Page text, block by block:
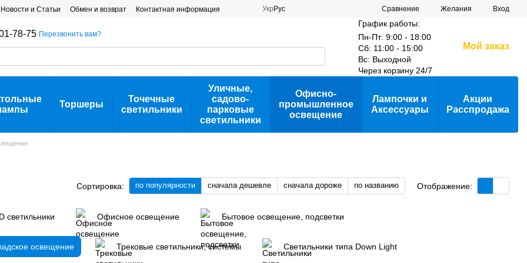
Новости и Статьи Обмен и возврат Контактная информация Укр Рус Сравнение Желания Вход
78-75 Перезвонить вам?
График работы:
Пн-Пт: 9:00 - 18:00
Сб: 11:00 - 15:00
Вс: Выходной
Через корзину 24/7
Мой заказ
Торшеры
Точечные
светильники
Уличные,
садово-
парковые
светильники
Офисно-
промышленное
освещение
Лампочки и
Аксессуары
Акции
Расспродажа
Сортировка: по популярности сначала дешевле сначала дороже по названию Отображение:
светильники Офисное освещение Бытовое освещение, подсветки
освещение Трековые светильники, системы Светильники типа Down Light